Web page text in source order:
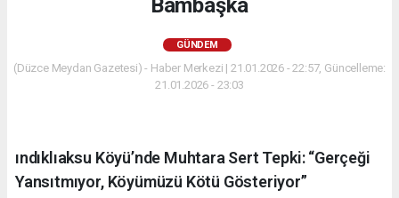
Bambaşka
GÜNDEM
(Düzce Meydan Gazetesi) - Haber Merkezi | 21.01.2026 - 22:57, Güncelleme:
21.01.2026 - 23:03
ındıklıaksu Köyü’nde Muhtara Sert Tepki: “Gerçeği
Yansıtmıyor, Köyümüzü Kötü Gösteriyor”